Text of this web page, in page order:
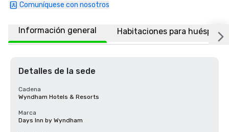
Comuníquese con nosotros
Información general Habitaciones para
Detalles de la sede
Cadena
Wyndham Hotels & Resorts
Marca
Days Inn by Wyndham